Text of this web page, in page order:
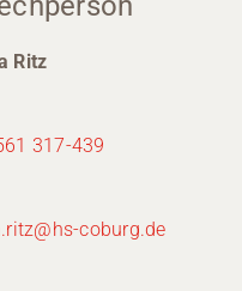
Ritz
317-439
coburg.de